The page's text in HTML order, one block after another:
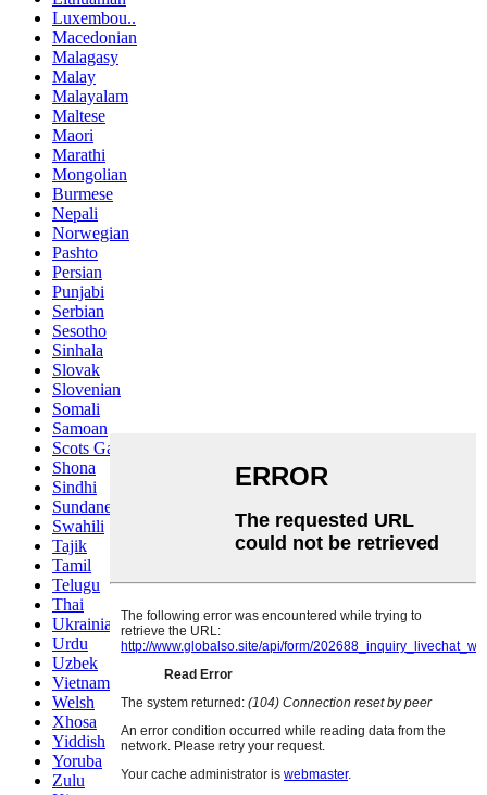
Luxembou..
Macedonian
Malagasy
Malay
Malayalam
Maltese
Maori
Marathi
Mongolian
Burmese
Nepali
Norwegian
Pashto
Persian
Punjabi
Serbian
Sesotho
Sinhala
Slovak
Slovenian
Somali
Samoan
Scots Gaelic
Shona
Sindhi
Sundanese
Swahili
Tajik
Tamil
Telugu
Thai
Ukrainian
Urdu
Uzbek
Vietnamese
Welsh
Xhosa
Yiddish
Yoruba
Zulu